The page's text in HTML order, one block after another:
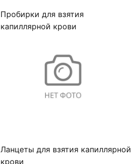
Пробирки для взятия
капиллярной крови
Ланцеты для взятия капиллярной
крови